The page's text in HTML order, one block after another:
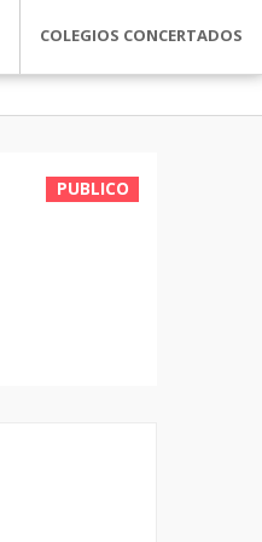
COLEGIOS CONCERTADOS
PUBLICO